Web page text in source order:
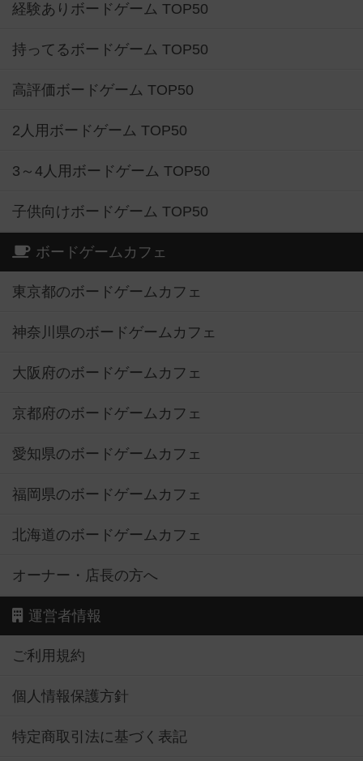
経験ありボードゲーム TOP50
持ってるボードゲーム TOP50
高評価ボードゲーム TOP50
2人用ボードゲーム TOP50
3～4人用ボードゲーム TOP50
子供向けボードゲーム TOP50
ボードゲームカフェ
東京都のボードゲームカフェ
神奈川県のボードゲームカフェ
大阪府のボードゲームカフェ
京都府のボードゲームカフェ
愛知県のボードゲームカフェ
福岡県のボードゲームカフェ
北海道のボードゲームカフェ
オーナー・店長の方へ
運営者情報
ご利用規約
個人情報保護方針
特定商取引法に基づく表記